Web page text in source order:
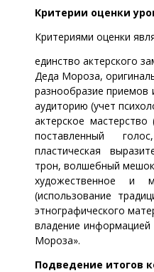
Критерии оценки
Критериями оценки
единство актерского
Деда Мороза,
разнообразие приемов
аудиторию (учет
актерское
поставленный
пластическая
трон, волшебный
художественное и
(использование
этнографического
владение
Мороза».
Подведение итогов